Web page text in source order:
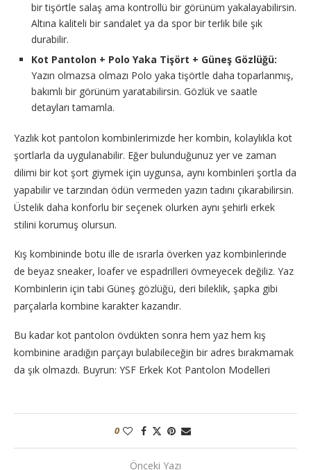
bir tişörtle salaş ama kontrollü bir görünüm yakalayabilirsin.
Altına kaliteli bir sandalet ya da spor bir terlik bile şık
durabilir.
Kot Pantolon + Polo Yaka Tişört + Güneş Gözlüğü:
Yazın olmazsa olmazı Polo yaka tişörtle daha toparlanmış,
bakımlı bir görünüm yaratabilirsin. Gözlük ve saatle
detayları tamamla.
Yazlık kot pantolon kombinlerimizde her kombin, kolaylıkla kot
şortlarla da uygulanabilir. Eğer bulunduğunuz yer ve zaman
dilimi bir kot şort giymek için uygunsa, aynı kombinleri şortla da
yapabilir ve tarzından ödün vermeden yazın tadını çıkarabilirsin.
Üstelik daha konforlu bir seçenek olurken aynı şehirli erkek
stilini korumuş olursun.
Kış kombininde botu ille de ısrarla överken yaz kombinlerinde
de beyaz sneaker, loafer ve espadrilleri övmeyecek değiliz. Yaz
Kombinlerin için tabi Güneş gözlüğü, deri bileklik, şapka gibi
parçalarla kombine karakter kazandır.
Bu kadar kot pantolon övdükten sonra hem yaz hem kış
kombinine aradığın parçayı bulabileceğin bir adres bırakmamak
da şık olmazdı. Buyrun: YSF Erkek Kot Pantolon Modelleri
0
Önceki Yazı